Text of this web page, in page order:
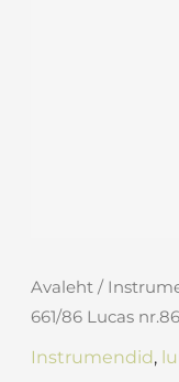
Avaleht /
661/86 Lucas
Instrumendid,